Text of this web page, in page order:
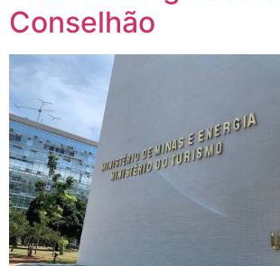
Conselhão